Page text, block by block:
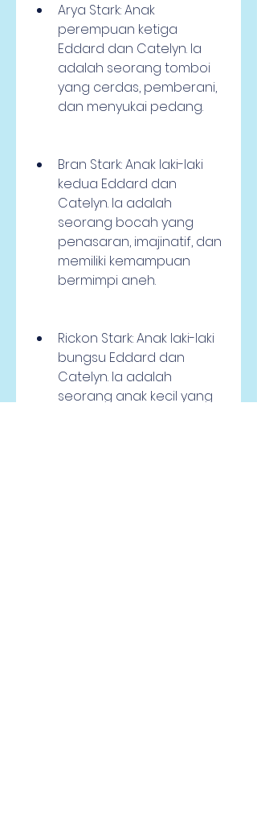
Arya Stark: Anak
perempuan ketiga
Eddard dan Catelyn. Ia
adalah seorang tomboi
yang cerdas, pemberani,
dan menyukai pedang.
Bran Stark: Anak laki-laki
kedua Eddard dan
Catelyn. Ia adalah
seorang bocah yang
penasaran, imajinatif, dan
memiliki kemampuan
bermimpi aneh.
Rickon Stark: Anak laki-laki
bungsu Eddard dan
Catelyn. Ia adalah
seorang anak kecil yang